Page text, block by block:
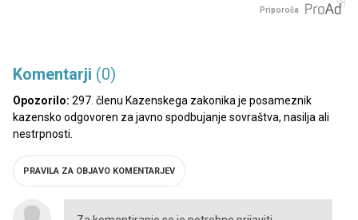
Priporoča
Komentarji (0)
Opozorilo: 297. členu Kazenskega zakonika je posameznik
kazensko odgovoren za javno spodbujanje sovraštva, nasilja ali
nestrpnosti.
PRAVILA ZA OBJAVO KOMENTARJEV